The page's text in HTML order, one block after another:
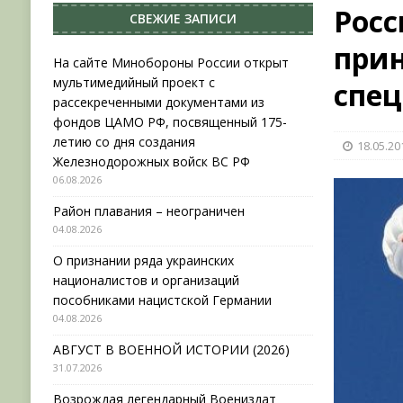
НОВОСТИ
[ 31.07.2026 ]
АВГУСТ В ВОЕННОЙ ИСТОРИИ
[ 19.07.2026 ]
[ 06.08.2026 ] На сайте Минобороны России
фондов ЦАМО РФ, посвященный 175-летию со
СВЕЖИЕ ЗАПИСИ
На сайте Минобороны России открыт
мультимедийный проект с
рассекреченными документами из
фондов ЦАМО РФ, посвященный 175-
летию со дня создания
Железнодорожных войск ВС РФ
06.08.2026
Район плавания – неограничен
04.08.2026
О признании ряда украинских
националистов и организаций
пособниками нацистской Германии
04.08.2026
АВГУСТ В ВОЕННОЙ ИСТОРИИ (2026)
31.07.2026
Возрождая легендарный Воениздат